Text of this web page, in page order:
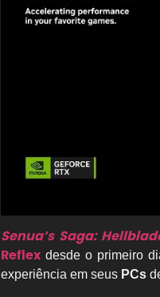
Senua’s Saga:
Reflex desde o primeiro
experiência em seus PCs